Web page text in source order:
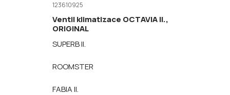
123610925
Ventil klimatizace OCTAVIA II.,
ORIGINAL
SUPERB II.
ROOMSTER
FABIA II.